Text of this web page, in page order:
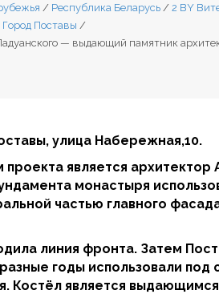
/ Республика Беларусь / 2 BY
Город Поставы /
— выдающий памятник
улица Набережная,10.
является архитектор
монастыря
частью главного
линия фронта. Затем
годы использовали под
Костёл является